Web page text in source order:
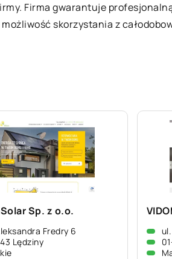
Firma gwarantuje
skorzystania z
Sp. z o.o.
Fredry 6
Lędziny